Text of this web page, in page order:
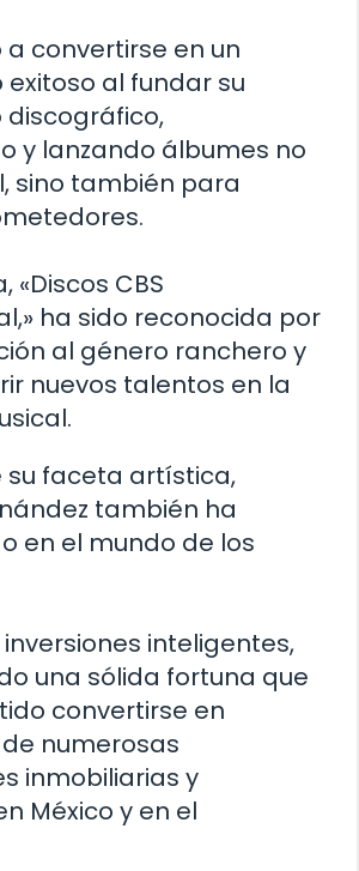
a convertirse en un
al fundar su
discográfico,
y lanzando álbumes no
sino también para
«Discos CBS
ha sido reconocida por
al género ranchero y
nuevos talentos en la
su faceta artística,
también ha
en el mundo de los
inteligentes,
una sólida fortuna que
convertirse en
numerosas
inmobiliarias y
México y en el